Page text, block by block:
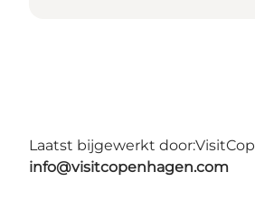
Laatst bijgewerkt door:
info@visitcopenhagen.com